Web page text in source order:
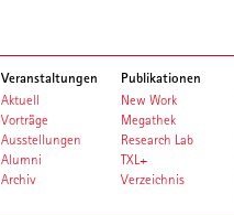
Veranstaltungen
Aktuell
Vorträge
Ausstellungen
Alumni
Archiv
Publikationen
New Work
Megathek
Research Lab
TXL+
Verzeichnis